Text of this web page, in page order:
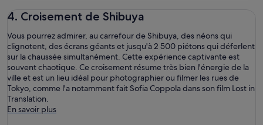
4. Croisement de Shibuya
Vous pourrez admirer, au carrefour de Shibuya, des néons qui
clignotent, des écrans géants et jusqu'à 2 500 piétons qui déferlent
sur la chaussée simultanément. Cette expérience captivante est
souvent chaotique. Ce croisement résume très bien l'énergie de la
ville et est un lieu idéal pour photographier ou filmer les rues de
Tokyo, comme l'a notamment fait Sofia Coppola dans son film Lost in
Translation.
En savoir plus